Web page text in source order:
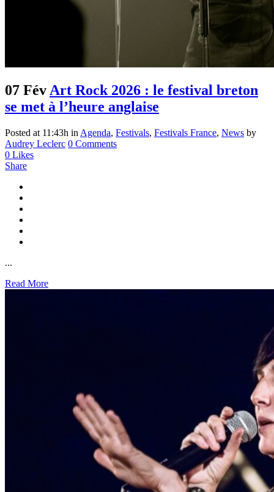
07 Fév Art Rock 2026 : le festival breton
se met à l’heure anglaise
Posted at 11:43h in Agenda, Festivals, Festivals France, News by
Audrey Leclerc 0 Comments
0 Likes
Share
...
Read More